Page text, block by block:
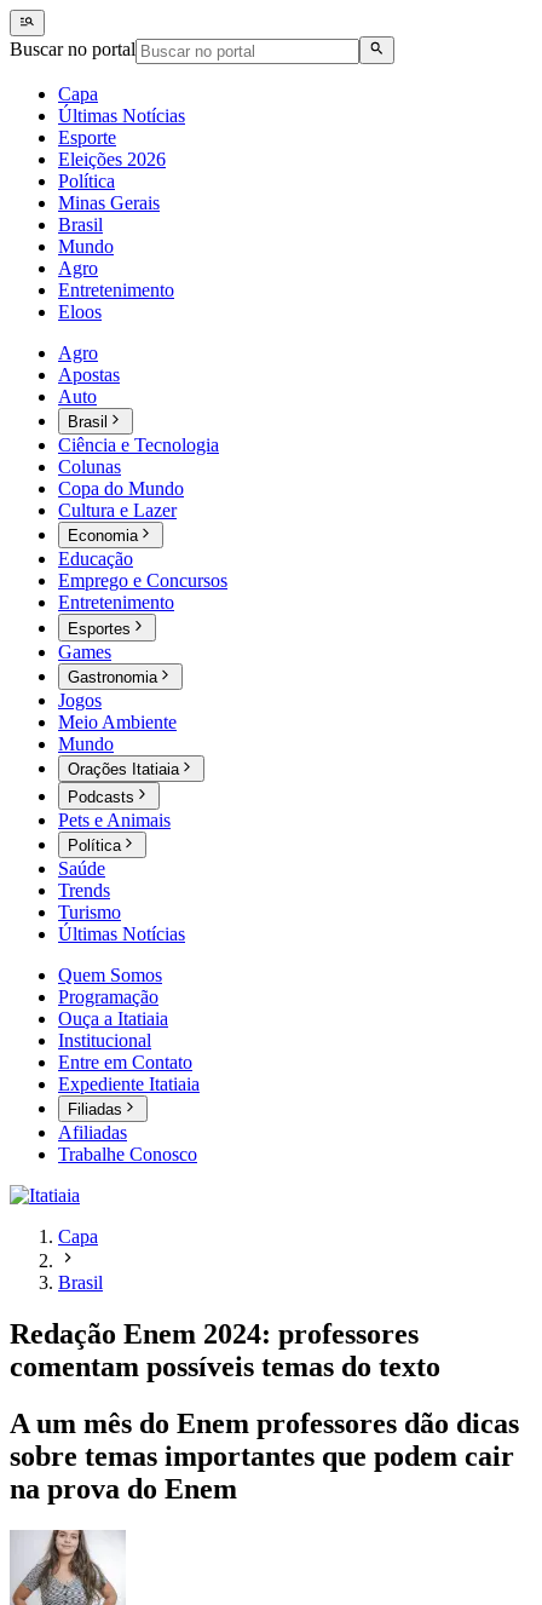
Buscar no portal
Capa
Últimas Notícias
Esporte
Eleições 2026
Política
Minas Gerais
Brasil
Mundo
Agro
Entretenimento
Eloos
Agro
Apostas
Auto
Brasil
Ciência e Tecnologia
Colunas
Copa do Mundo
Cultura e Lazer
Economia
Educação
Emprego e Concursos
Entretenimento
Esportes
Games
Gastronomia
Jogos
Meio Ambiente
Mundo
Orações Itatiaia
Podcasts
Pets e Animais
Política
Saúde
Trends
Turismo
Últimas Notícias
Quem Somos
Programação
Ouça a Itatiaia
Institucional
Entre em Contato
Expediente Itatiaia
Filiadas
Afiliadas
Trabalhe Conosco
Capa
Brasil
Redação Enem 2024: professores
comentam possíveis temas do texto
A um mês do Enem professores dão dicas
sobre temas importantes que podem cair
na prova do Enem